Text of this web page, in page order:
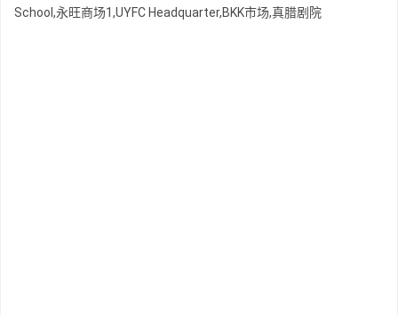
School,永旺商场1,UYFC Headquarter,BKK市场,真腊剧院